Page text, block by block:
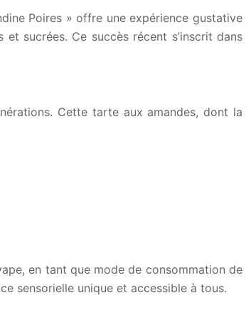
Poires » offre une expérience gustative
sucrées. Ce succès récent s’inscrit dans
Cette tarte aux amandes, dont la
en tant que mode de consommation de
sensorielle unique et accessible à tous.